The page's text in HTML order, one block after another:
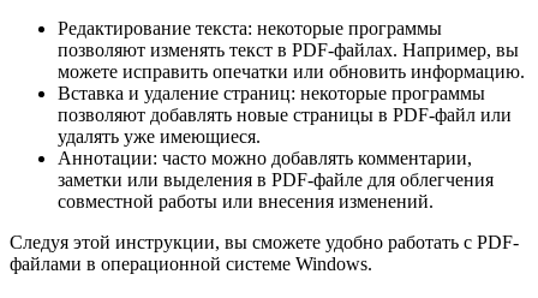
Редактирование текста: некоторые программы
позволяют изменять текст в PDF-файлах. Например, вы
можете исправить опечатки или обновить информацию.
Вставка и удаление страниц: некоторые программы
позволяют добавлять новые страницы в PDF-файл или
удалять уже имеющиеся.
Аннотации: часто можно добавлять комментарии,
заметки или выделения в PDF-файле для облегчения
совместной работы или внесения изменений.
Следуя этой инструкции, вы сможете удобно работать с PDF-
файлами в операционной системе Windows.